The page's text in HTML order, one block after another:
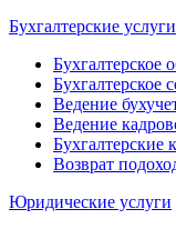
Бухгалтерские услуги
Бухгалтерское
Бухгалтерское
Ведение
Ведение
Бухгалтерские
Возврат
Юридические услуги